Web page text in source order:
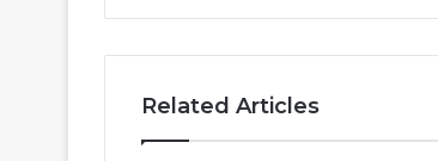
Related Articles